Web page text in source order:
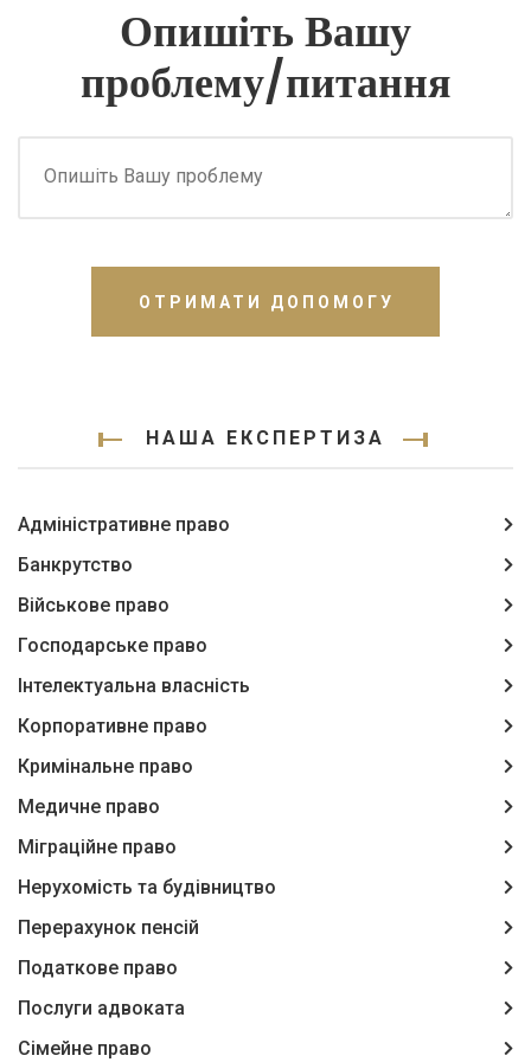
Опишіть Вашу
проблему/питання
ОТРИМАТИ ДОПОМОГУ
НАША ЕКСПЕРТИЗА
Адміністративне право
Банкрутство
Військове право
Господарське право
Інтелектуальна власність
Корпоративне право
Кримінальне право
Медичне право
Міграційне право
Нерухомість та будівництво
Перерахунок пенсій
Податкове право
Послуги адвоката
Сімейне право